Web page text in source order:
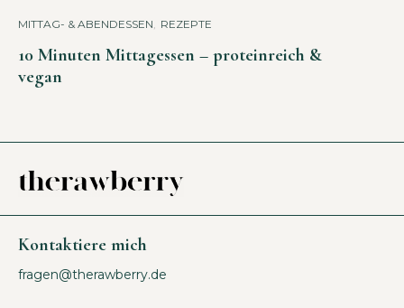
MITTAG- & ABENDESSEN REZEPTE
10 Minuten Mittagessen – proteinreich &
vegan
Kontaktiere mich
fragen@therawberry.de